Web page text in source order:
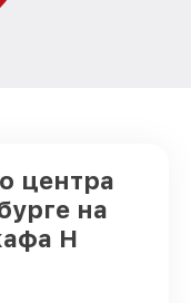
центра
на
H